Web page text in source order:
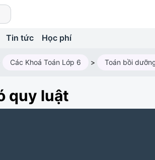
Tin tức Học phí
Các Khoá Toán Lớp 6 >
quy luật